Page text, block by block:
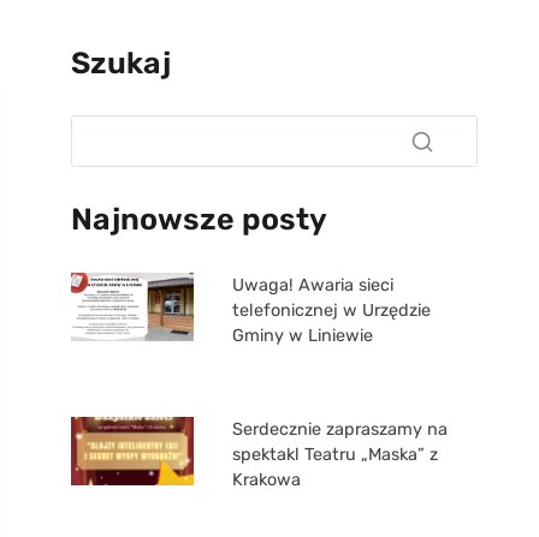
Szukaj
Najnowsze posty
Uwaga! Awaria sieci
telefonicznej w Urzędzie
Gminy w Liniewie
Serdecznie zapraszamy na
spektakl Teatru „Maska” z
Krakowa